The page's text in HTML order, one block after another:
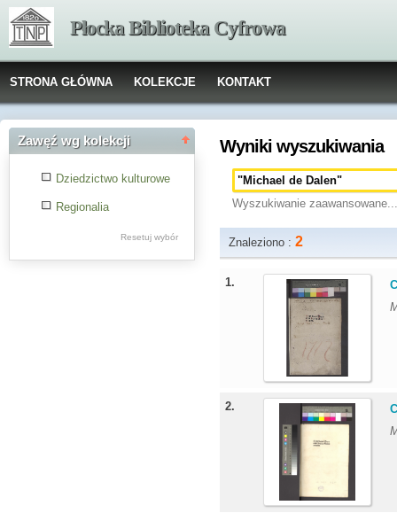
Płocka Biblioteka Cyfrowa
STRONA GŁÓWNA KOLEKCJE KONTAKT
Zawęź wg kolekcji
Dziedzictwo kulturowe
Regionalia
Resetuj wybór
Wyniki wyszukiwania
Wyszukiwanie zaawansowane...
Znaleziono :2
1.
2.